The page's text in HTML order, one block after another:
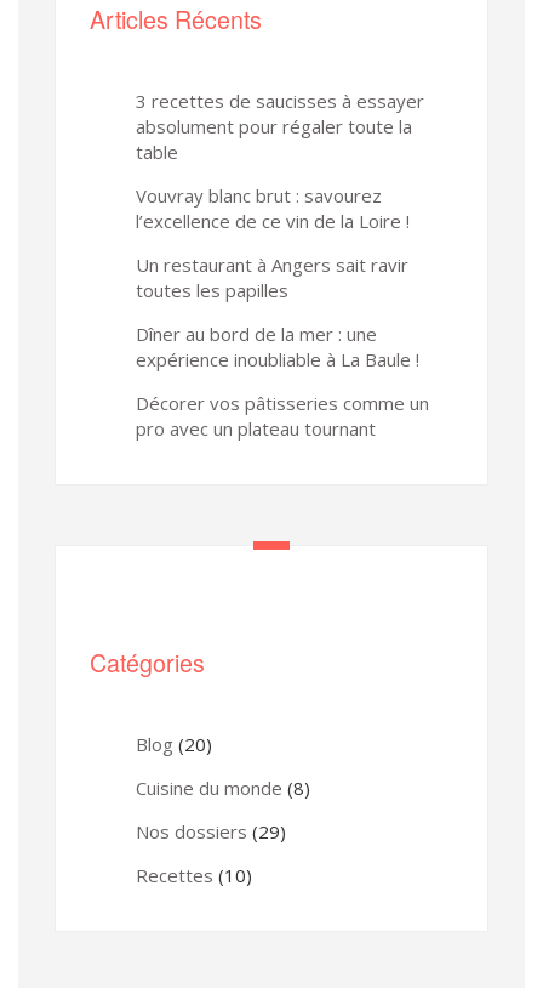
Articles Récents
3 recettes de saucisses à essayer
absolument pour régaler toute la
table
Vouvray blanc brut : savourez
l’excellence de ce vin de la Loire !
Un restaurant à Angers sait ravir
toutes les papilles
Dîner au bord de la mer : une
expérience inoubliable à La Baule !
Décorer vos pâtisseries comme un
pro avec un plateau tournant
Catégories
Blog (20)
Cuisine du monde (8)
Nos dossiers (29)
Recettes (10)